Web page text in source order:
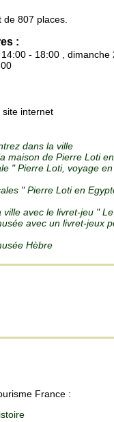
de 807 places.
:
- 18:00 , dimanche
site internet
dans la ville
maison de Pierre Loti
" Pierre Loti, voyage
" Pierre Loti en
ville avec le livret-jeu " Le
avec un livret-jeux
Hèbre
France :